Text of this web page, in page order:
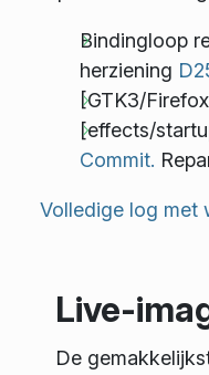
Bindingloop
herziening
[GTK3/
[effects/
Commit.
Volledige log met
Live-
De